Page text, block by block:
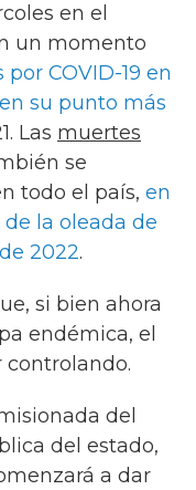
en el
un momento
COVID-19 en
su punto más
Las muertes
se
todo el país, en
la oleada de
2022.
si bien ahora
endémica, el
controlando.
del
del estado,
a dar